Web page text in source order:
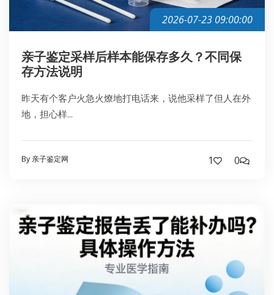
2026-07-23 09:00:00
亲子鉴定采样后样本能保存多久？不同保
存方法说明
昨天有个客户火急火燎地打电话来，说他采样了但人在外
地，担心样...
By 亲子鉴定网 1 0